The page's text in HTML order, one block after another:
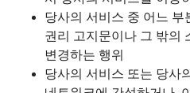
당사의 서비스 중 어느 부
권리 고지문이나 그 밖의
변경하는 행위
당사의 서비스 또는 당사